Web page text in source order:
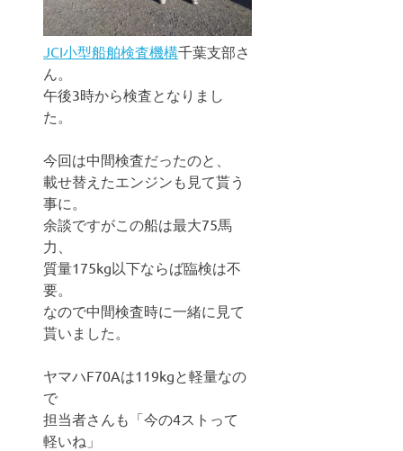
JCI小型船舶検査機構千葉支部さ
ん。
午後3時から検査となりまし
た。
今回は中間検査だったのと、
載せ替えたエンジンも見て貰う
事に。
余談ですがこの船は最大75馬
力、
質量175kg以下ならば臨検は不
要。
なので中間検査時に一緒に見て
貰いました。
ヤマハF70Aは119kgと軽量なの
で
担当者さんも「今の4ストって
軽いね」